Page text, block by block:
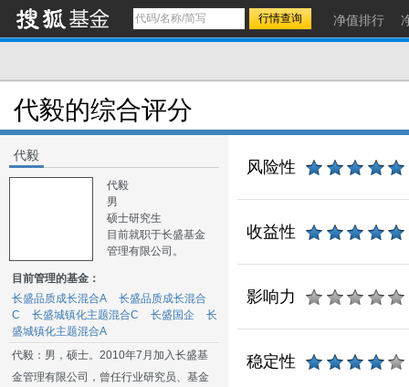
净值排行
代毅的综合评分
代毅
代毅
男
硕士研究生
目前就职于长盛基金
管理有限公司。
目前管理的基金：
长盛品质成长混合A
长盛品质成长混合
C
长盛城镇化主题混合C 长盛国企
长
盛城镇化主题混合A
代毅：男，硕士。2010年7月加入长盛基
金管理有限公司，曾任行业研究员、基金
风险性
收益性
影响力
稳定性